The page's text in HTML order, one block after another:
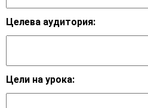
Целева аудитория:
Цели на урока: